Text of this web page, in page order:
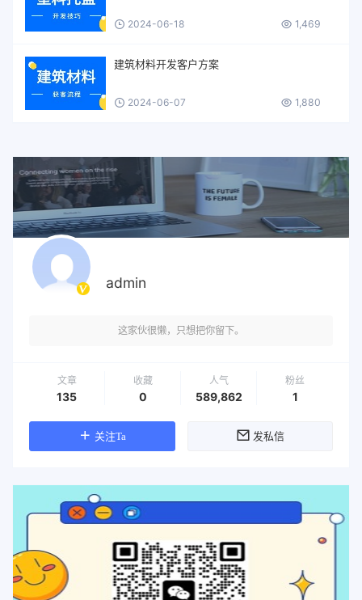
2024-06-18 1,469
建筑材料开发客户方案
2024-06-07 1,880
admin
这家伙很懒，只想把你留下。
文章
135
收藏
0
人气
589,862
粉丝
1
关注Ta 发私信